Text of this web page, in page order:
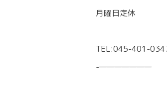
月曜日定休
TEL:045-401-
-———————